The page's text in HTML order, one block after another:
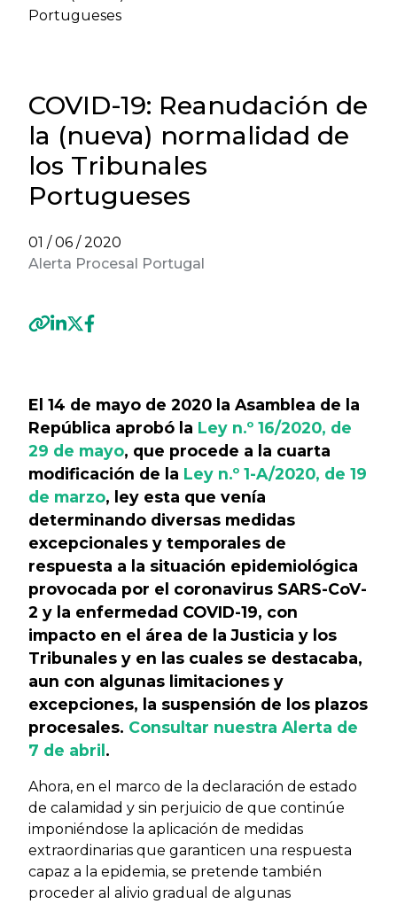
Portugueses
COVID-19: Reanudación de
la (nueva) normalidad de
los Tribunales
Portugueses
01 / 06 / 2020
Alerta Procesal Portugal
El 14 de mayo de 2020 la Asamblea de la
República aprobó la Ley n.º 16/2020, de
29 de mayo, que procede a la cuarta
modificación de la Ley n.º 1-A/2020, de 19
de marzo, ley esta que venía
determinando diversas medidas
excepcionales y temporales de
respuesta a la situación epidemiológica
provocada por el coronavirus SARS-CoV-
2 y la enfermedad COVID-19, con
impacto en el área de la Justicia y los
Tribunales y en las cuales se destacaba,
aun con algunas limitaciones y
excepciones, la suspensión de los plazos
procesales. Consultar nuestra Alerta de
7 de abril .
Ahora, en el marco de la declaración de estado
de calamidad y sin perjuicio de que continúe
imponiéndose la aplicación de medidas
extraordinarias que garanticen una respuesta
capaz a la epidemia, se pretende también
proceder al alivio gradual de algunas